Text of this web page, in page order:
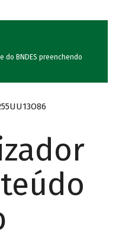
do BNDES preenchendo